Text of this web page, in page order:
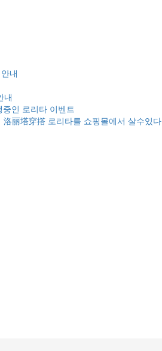
내
내
중인 로리타 이벤트
洛丽塔穿撘 로리타를 쇼핑몰에서 살수있다